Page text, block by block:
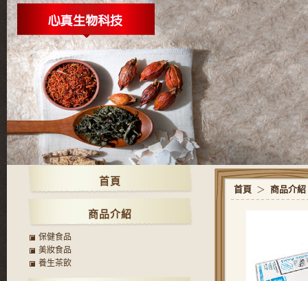
首頁 ＞ 商品介紹
首頁
商品介紹
保健食品
美妝食品
養生茶飲